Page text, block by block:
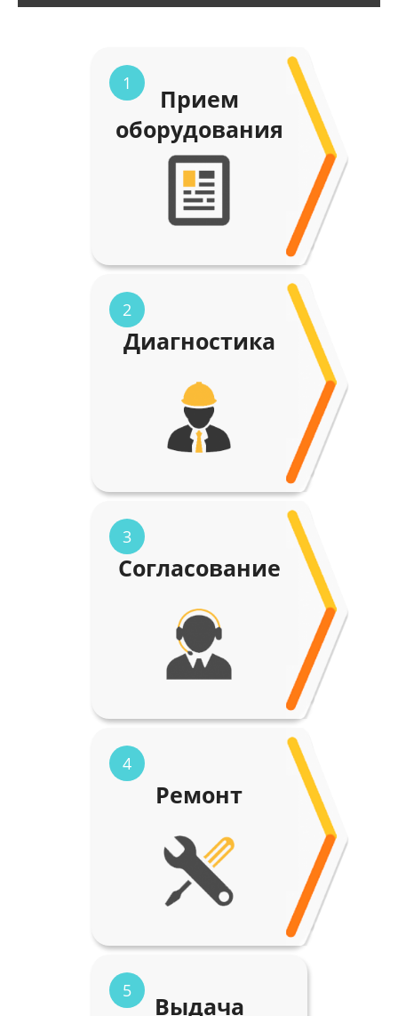
1
Прием
оборудования
2
Диагностика
3
Согласование
4
Ремонт
5
Выдача